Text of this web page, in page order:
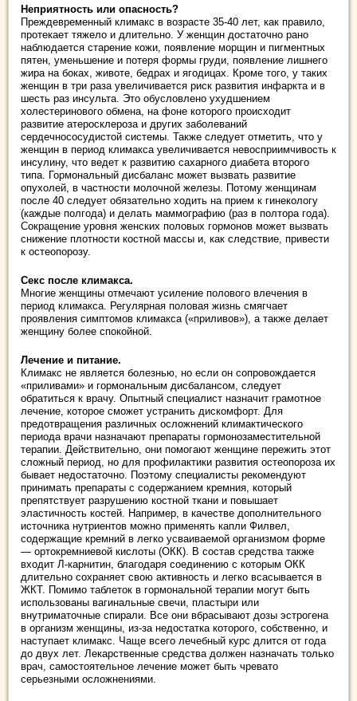
Неприятность или опасность?
Преждевременный климакс в возрасте 35-40 лет, как правило,
протекает тяжело и длительно. У женщин достаточно рано
наблюдается старение кожи, появление морщин и пигментных
пятен, уменьшение и потеря формы груди, появление лишнего
жира на боках, животе, бедрах и ягодицах. Кроме того, у таких
женщин в три раза увеличивается риск развития инфаркта и в
шесть раз инсульта. Это обусловлено ухудшением
холестеринового обмена, на фоне которого происходит
развитие атеросклероза и других заболеваний
сердечнососудистой системы. Также следует отметить, что у
женщин в период климакса увеличивается невосприимчивость к
инсулину, что ведет к развитию сахарного диабета второго
типа. Гормональный дисбаланс может вызвать развитие
опухолей, в частности молочной железы. Потому женщинам
после 40 следует обязательно ходить на прием к гинекологу
(каждые полгода) и делать маммографию (раз в полтора года).
Сокращение уровня женских половых гормонов может вызвать
снижение плотности костной массы и, как следствие, привести
к остеопорозу.
Секс после климакса.
Многие женщины отмечают усиление полового влечения в
период климакса. Регулярная половая жизнь смягчает
проявления симптомов климакса («приливов»), а также делает
женщину более спокойной.
Лечение и питание.
Климакс не является болезнью, но если он сопровождается
«приливами» и гормональным дисбалансом, следует
обратиться к врачу. Опытный специалист назначит грамотное
лечение, которое сможет устранить дискомфорт. Для
предотвращения различных осложнений климактического
периода врачи назначают препараты гормонозаместительной
терапии. Действительно, они помогают женщине пережить этот
сложный период, но для профилактики развития остеопороза их
бывает недостаточно. Поэтому специалисты рекомендуют
принимать препараты с содержанием кремния, который
препятствует разрушению костной ткани и повышает
эластичность костей. Например, в качестве дополнительного
источника нутриентов можно применять капли Филвел,
содержащие кремний в легко усваиваемой организмом форме
— ортокремниевой кислоты (ОКК). В состав средства также
входит Л-карнитин, благодаря соединению с которым ОКК
длительно сохраняет свою активность и легко всасывается в
ЖКТ. Помимо таблеток в гормональной терапии могут быть
использованы вагинальные свечи, пластыри или
внутриматочные спирали. Все они вбрасывают дозы эстрогена
в организм женщины, из-за недостатка которого, собственно, и
наступает климакс. Чаще всего лечебный курс длится от года
до двух лет. Лекарственные средства должен назначать только
врач, самостоятельное лечение может быть чревато
серьезными осложнениями.